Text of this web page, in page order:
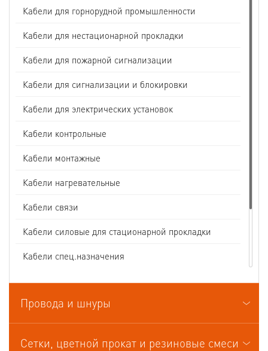
Кабели для горнорудной промышленности
Кабели для нестационарной прокладки
Кабели для пожарной сигнализации
Кабели для сигнализации и блокировки
Кабели для электрических установок
Кабели контрольные
Кабели монтажные
Кабели нагревательные
Кабели связи
Кабели силовые для стационарной прокладки
Кабели спец.назначения
Кабели судовые
Кабели термоэлектродные
Провода и шнуры
Сетки, цветной прокат и резиновые смеси